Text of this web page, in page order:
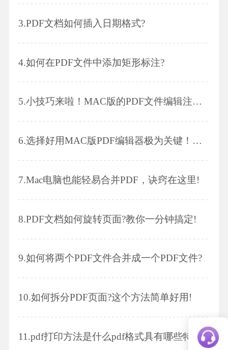
3.PDF文档如何插入日期格式?
4.如何在PDF文件中添加矩形标注?
5.小技巧来啦！MAC版的PDF文件编辑注释～
6.选择好用MAC版PDF编辑器极为关键！快速添加PDF背景，快来看看吧～
7.Mac电脑也能轻易合并PDF，诀窍在这里!
8.PDF文档如何旋转页面?教你一分钟搞定!
9.如何将两个PDF文件合并成一个PDF文件?
10.如何拆分PDF页面?这个方法简单好用!
11.pdf打印方法是什么pdf格式具有哪些特点